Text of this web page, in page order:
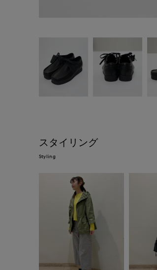
スタイリング
Styling